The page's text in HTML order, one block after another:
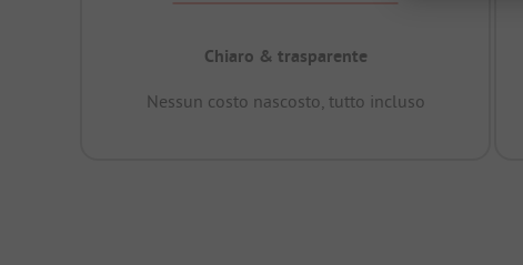
Chiaro & trasparente
Nessun costo nascosto, tutto incluso